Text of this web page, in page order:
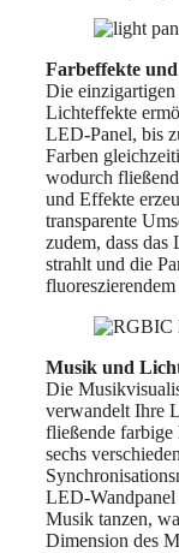
Farbeffekte
Die
Lichteffekte
LED-Panel, bis
Farben
wodurch
und Effekte
transparente
zudem, dass das
strahlt und die
Musik und
Die
verwandelt Ihre
fließende
sechs
LED-
Musik tanzen,
Dimension des